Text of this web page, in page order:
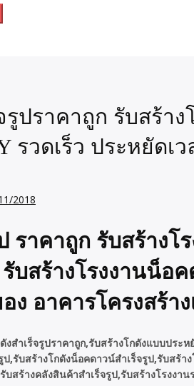
รูปราคาถูก รับสร้า
รวดเร็ว ประหยัดเ
2018
ราคาถูก รับสร้าง
รับสร้างโรงงานน็อ
อาคารโครงสร้า
สำเร็จรูปราคาถูก,รับสร้างโกดังแบบประ
ป,รับสร้างโกดังน็อคดาวน์สำเร็จรูป,รับสร้
สร้างคลังสินค้าสำเร็จรูป,รับสร้างโรงงา